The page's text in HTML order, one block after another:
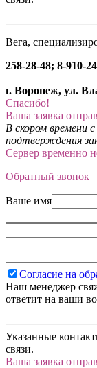
Вега,
258-28-48; 8-910-
г. Воронеж, ул.
Спасибо!
Ваша заявка
В скором времени
подтверждения
Сервер временно
Обратный звонок
Ваше имя
Согласие на
Наш менеджер
ответит на ваши
Указанные
связи.
Ваша заявка